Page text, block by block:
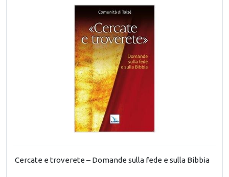
Cercate e troverete – Domande sulla fede e sulla Bibbia